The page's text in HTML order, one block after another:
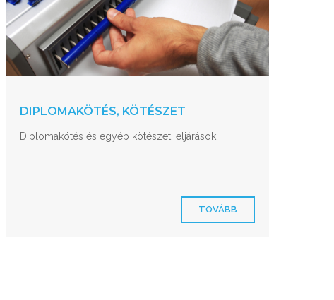
DIPLOMAKÖTÉS, KÖTÉSZET
Diplomakötés és egyéb kötészeti eljárások
TOVÁBB